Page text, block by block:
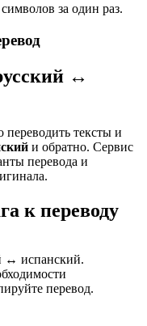
символов за один раз.
↔
тексты и
и обратно. Сервис
перевода и
к переводу
↔ испанский.
перевод.